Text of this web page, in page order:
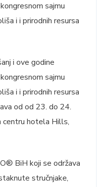
sajmu
i i prirodnih resursa
i ove godine
sajmu
i i prirodnih resursa
od od 23. do 24.
centru hotela Hills,
BiH koji se održava
stručnjake,